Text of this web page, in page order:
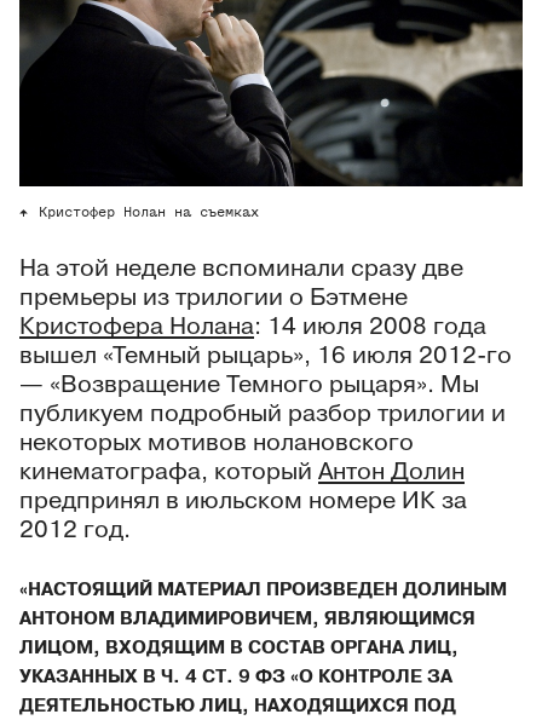
Кристофер Нолан на съемках
На этой неделе вспоминали сразу две
премьеры из трилогии о Бэтмене
Кристофера Нолана: 14 июля 2008 года
вышел «Темный рыцарь», 16 июля 2012-го
— «Возвращение Темного рыцаря». Мы
публикуем подробный разбор трилогии и
некоторых мотивов нолановского
кинематографа, который Антон Долин
предпринял в июльском номере ИК за
2012 год.
«НАСТОЯЩИЙ МАТЕРИАЛ ПРОИЗВЕДЕН ДОЛИНЫМ
АНТОНОМ ВЛАДИМИРОВИЧЕМ, ЯВЛЯЮЩИМСЯ
ЛИЦОМ, ВХОДЯЩИМ В СОСТАВ ОРГАНА ЛИЦ,
УКАЗАННЫХ В Ч. 4 СТ. 9 ФЗ «О КОНТРОЛЕ ЗА
ДЕЯТЕЛЬНОСТЬЮ ЛИЦ, НАХОДЯЩИХСЯ ПОД